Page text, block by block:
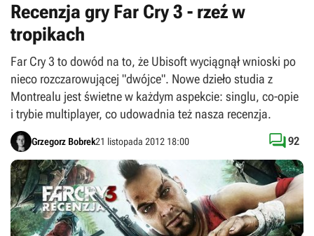
Recenzja gry Far Cry 3 - rzeź w
tropikach
Far Cry 3 to dowód na to, że Ubisoft wyciągnął wnioski po
nieco rozczarowującej "dwójce". Nowe dzieło studia z
Montrealu jest świetne w każdym aspekcie: singlu, co-opie
i trybie multiplayer, co udowadnia też nasza recenzja.
Grzegorz Bobrek21 listopada 2012 18:00 92